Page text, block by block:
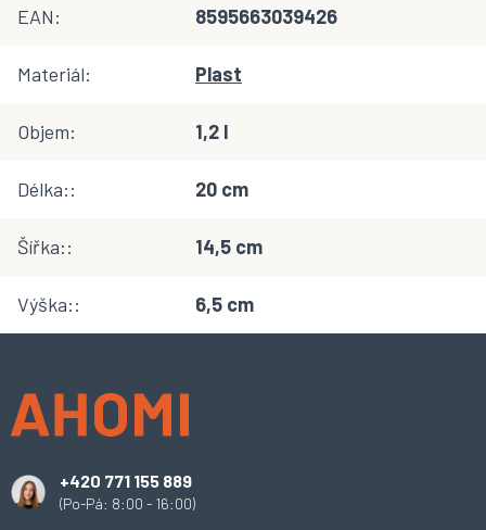
EAN: 8595663039426
Materiál: Plast
Objem: 1,2 l
Délka:: 20 cm
Šířka:: 14,5 cm
Výška:: 6,5 cm
+420 771 155 889
(Po-Pá: 8:00 - 16:00)